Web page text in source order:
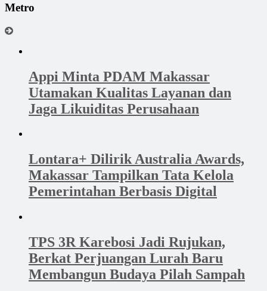
Metro
Appi Minta PDAM Makassar
Utamakan Kualitas Layanan dan
Jaga Likuiditas Perusahaan
Lontara+ Dilirik Australia Awards,
Makassar Tampilkan Tata Kelola
Pemerintahan Berbasis Digital
TPS 3R Karebosi Jadi Rujukan,
Berkat Perjuangan Lurah Baru
Membangun Budaya Pilah Sampah